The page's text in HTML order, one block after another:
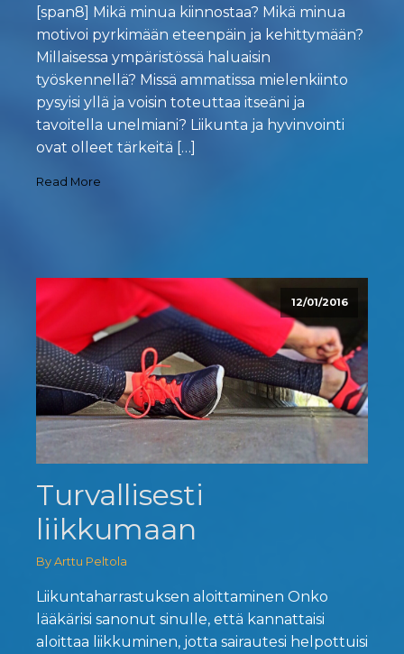
[span8] Mikä minua kiinnostaa? Mikä minua
motivoi pyrkimään eteenpäin ja kehittymään?
Millaisessa ympäristössä haluaisin
työskennellä? Missä ammatissa mielenkiinto
pysyisi yllä ja voisin toteuttaa itseäni ja
tavoitella unelmiani? Liikunta ja hyvinvointi
ovat olleet tärkeitä […]
Read More
12/01/2016
Turvallisesti
liikkumaan
By Arttu Peltola
Liikuntaharrastuksen aloittaminen Onko
lääkärisi sanonut sinulle, että kannattaisi
aloittaa liikkuminen, jotta sairautesi helpottuisi